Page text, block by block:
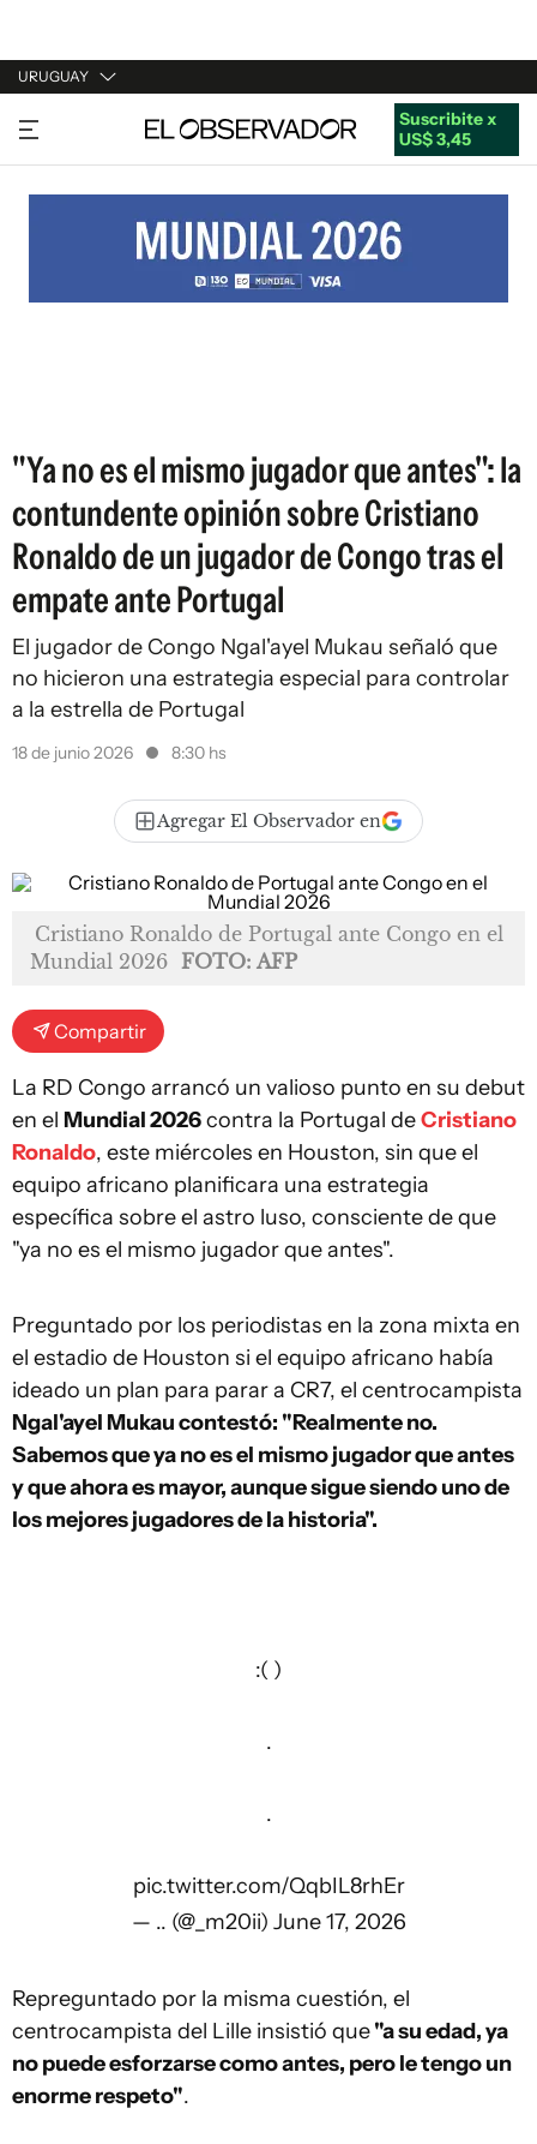
URUGUAY
URUGUAY
ARGENTINA
ESTADOS UNIDOS
Suscribite x
US$ 3,45
"Ya no es el mismo jugador que antes": la
contundente opinión sobre Cristiano
Ronaldo de un jugador de Congo tras el
empate ante Portugal
El jugador de Congo Ngal'ayel Mukau señaló que
no hicieron una estrategia especial para controlar
a la estrella de Portugal
18 de junio 2026 8:30 hs
Agregar El Observador en
Cristiano Ronaldo de Portugal ante Congo en el
Mundial 2026 FOTO: AFP
Compartir
La RD Congo arrancó un valioso punto en su debut
en el Mundial 2026contra la Portugal deCristiano
Ronaldo, este miércoles en Houston, sin que el
equipo africano planificara una estrategia
específica sobre el astro luso, consciente de que
"ya no es el mismo jugador que antes".
Preguntado por los periodistas en la zona mixta en
el estadio de Houston si el equipo africano había
ideado un plan para parar a CR7, el centrocampista
Ngal'ayel Mukau contestó: "Realmente no.
Sabemos que ya no es el mismo jugador que antes
y que ahora es mayor, aunque sigue siendo uno de
los mejores jugadores de la historia".
( ):
.
.
pic.twitter.com/QqbIL8rhEr
— .. (@_m20ii) June 17, 2026
Repreguntado por la misma cuestión, el
centrocampista del Lille insistió que"a su edad, ya
no puede esforzarse como antes, pero le tengo un
enorme respeto".